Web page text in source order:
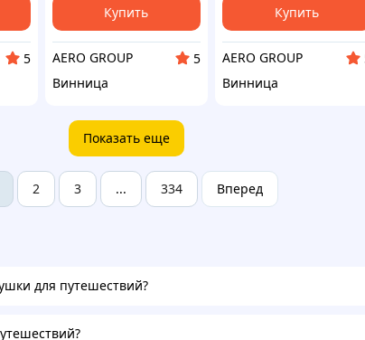
5
Купить
AERO GROUP
5
Винница
Купить
AERO GROUP
Винница
Показать еще
2 3 ... 334 Вперед
для путешествий?